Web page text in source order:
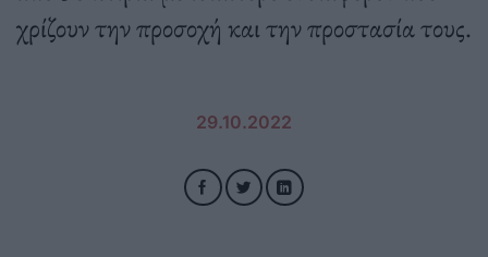
χρίζουν την προσοχή και την προστασία τους.
29.10.2022